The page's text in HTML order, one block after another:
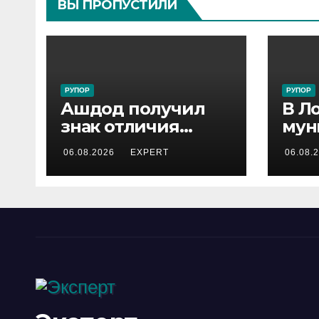
ВЫ ПРОПУСТИЛИ
РУПОР
Ашдод получил
знак отличия
министра обороны
за поддержку
резервистов
06.08.2026 EXPERT
РУПОР
В